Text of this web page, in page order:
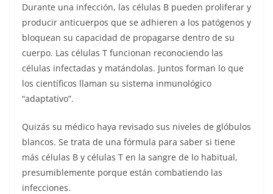
Durante una infección, las células B pueden proliferar y
producir anticuerpos que se adhieren a los patógenos y
bloquean su capacidad de propagarse dentro de su
cuerpo. Las células T funcionan reconociendo las
células infectadas y matándolas. Juntos forman lo que
los científicos llaman su sistema inmunológico
“adaptativo”.
Quizás su médico haya revisado sus niveles de glóbulos
blancos. Se trata de una fórmula para saber si tiene
más células B y células T en la sangre de lo habitual,
presumiblemente porque están combatiendo las
infecciones.